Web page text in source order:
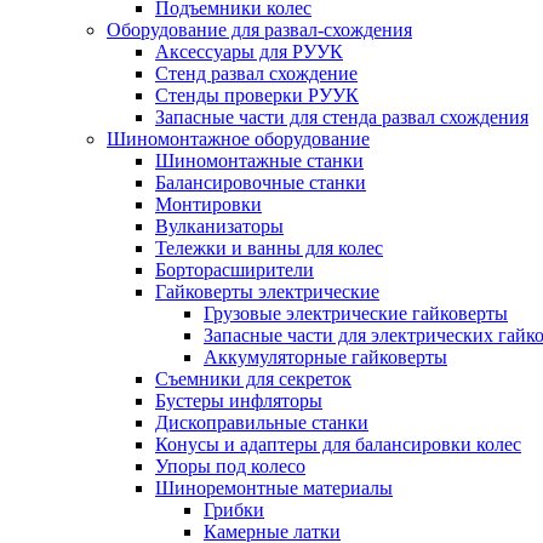
Подъемники колес
Оборудование для развал-схождения
Аксессуары для РУУК
Стенд развал схождение
Стенды проверки РУУК
Запасные части для стенда развал схождения
Шиномонтажное оборудование
Шиномонтажные станки
Балансировочные станки
Монтировки
Вулканизаторы
Тележки и ванны для колес
Борторасширители
Гайковерты электрические
Грузовые электрические гайковерты
Запасные части для электрических
Аккумуляторные гайковерты
Съемники для секреток
Бустеры инфляторы
Дископравильные станки
Конусы и адаптеры для балансировки колес
Упоры под колесо
Шиноремонтные материалы
Грибки
Камерные латки